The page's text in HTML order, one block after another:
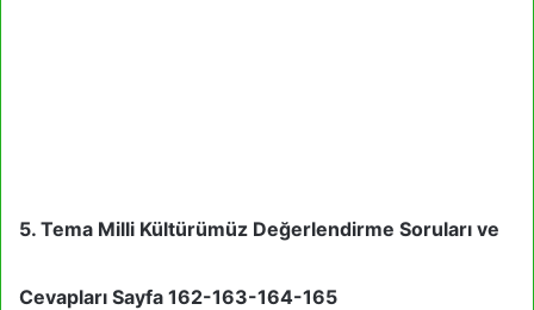
5. Tema Milli Kültürümüz Değerlendirme Soruları ve
Cevapları Sayfa 162-163-164-165